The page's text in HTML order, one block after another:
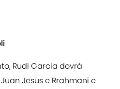
Rudi Garcia dovrà
Jesus e Rrahmani e